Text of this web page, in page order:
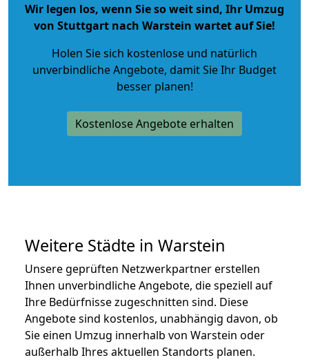
Wir legen los, wenn Sie so weit sind, Ihr Umzug
von Stuttgart nach Warstein wartet auf Sie!
Holen Sie sich kostenlose und natürlich
unverbindliche Angebote, damit Sie Ihr Budget
besser planen!
Kostenlose Angebote erhalten
Weitere Städte in Warstein
Unsere geprüften Netzwerkpartner erstellen
Ihnen unverbindliche Angebote, die speziell auf
Ihre Bedürfnisse zugeschnitten sind. Diese
Angebote sind kostenlos, unabhängig davon, ob
Sie einen Umzug innerhalb von Warstein oder
außerhalb Ihres aktuellen Standorts planen.